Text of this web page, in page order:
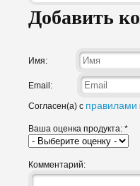
Добавить
Имя:
Email:
Согласен(а) с правилами
Ваша оценка продукта: *
Комментарий: